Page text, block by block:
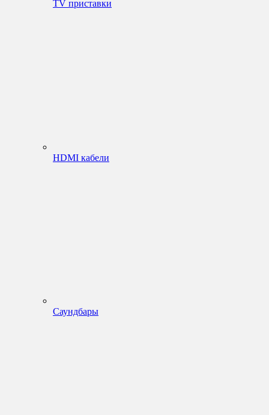
TV приставки
HDMI кабели
Саундбары